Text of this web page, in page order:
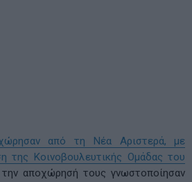
από τη Νέα Αριστερά, με
της Κοινοβουλευτικής Ομάδας του
αποχώρησή τους γνωστοποίησαν